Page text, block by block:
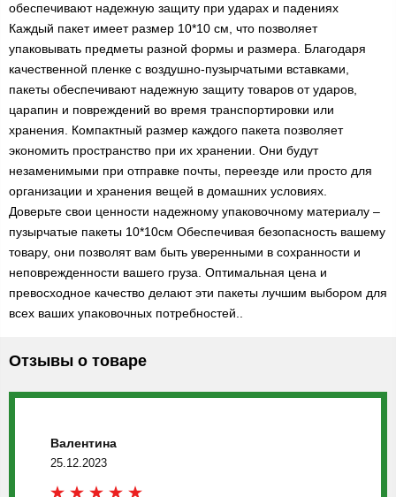
обеспечивают надежную защиту при ударах и падениях
Каждый пакет имеет размер 10*10 см, что позволяет
упаковывать предметы разной формы и размера. Благодаря
качественной пленке с воздушно-пузырчатыми вставками,
пакеты обеспечивают надежную защиту товаров от ударов,
царапин и повреждений во время транспортировки или
хранения. Компактный размер каждого пакета позволяет
экономить пространство при их хранении. Они будут
незаменимыми при отправке почты, переезде или просто для
организации и хранения вещей в домашних условиях.
Доверьте свои ценности надежному упаковочному материалу –
пузырчатые пакеты 10*10см Обеспечивая безопасность вашему
товару, они позволят вам быть уверенными в сохранности и
неповрежденности вашего груза. Оптимальная цена и
превосходное качество делают эти пакеты лучшим выбором для
всех ваших упаковочных потребностей..
Отзывы о товаре
Валентина
25.12.2023